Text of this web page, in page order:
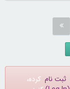
ثبت نام کرده،